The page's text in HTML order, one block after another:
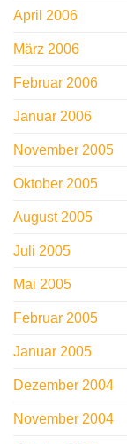
April 2006
März 2006
Februar 2006
Januar 2006
November 2005
Oktober 2005
August 2005
Juli 2005
Mai 2005
Februar 2005
Januar 2005
Dezember 2004
November 2004